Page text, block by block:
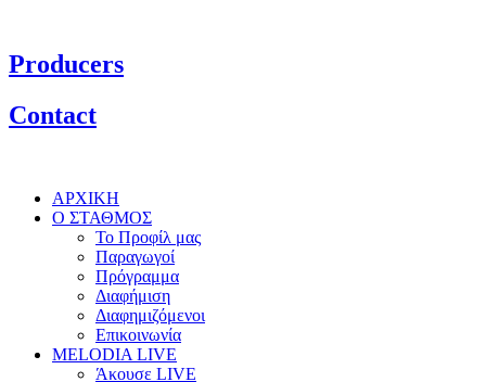
Producers
Contact
ΑΡΧΙΚΗ
Ο ΣΤΑΘΜΟΣ
Το Προφίλ μας
Παραγωγοί
Πρόγραμμα
Διαφήμιση
Διαφημιζόμενοι
Επικοινωνία
MELODIA LIVE
Άκουσε LIVE